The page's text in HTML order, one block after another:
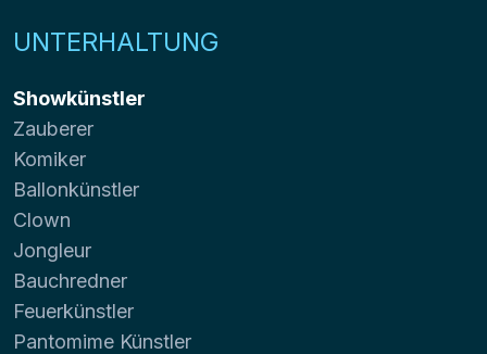
UNTERHALTUNG
Showkünstler
Zauberer
Komiker
Ballonkünstler
Clown
Jongleur
Bauchredner
Feuerkünstler
Pantomime Künstler